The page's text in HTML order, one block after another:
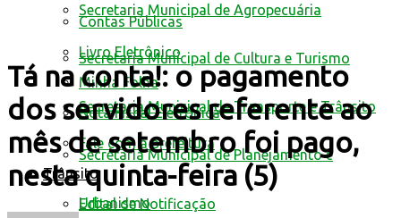
Contas Públicas
Livro Eletrônico
Minha Folha
Nota Fiscal Eletrônica
Fale com a prefeitura
Trânsito
Edital de Notificação
Secretaria Municipal de Agropecuária
Secretaria Municipal de Cultura e Turismo
Secretaria Municipal de Transporte e Trânsito
Secretaria Municipal de Planejamento e
Urbanismo
Tá na conta!: o pagamento
dos servidores referente ao
mês de setembro foi pago,
nesta quinta-feira (5)